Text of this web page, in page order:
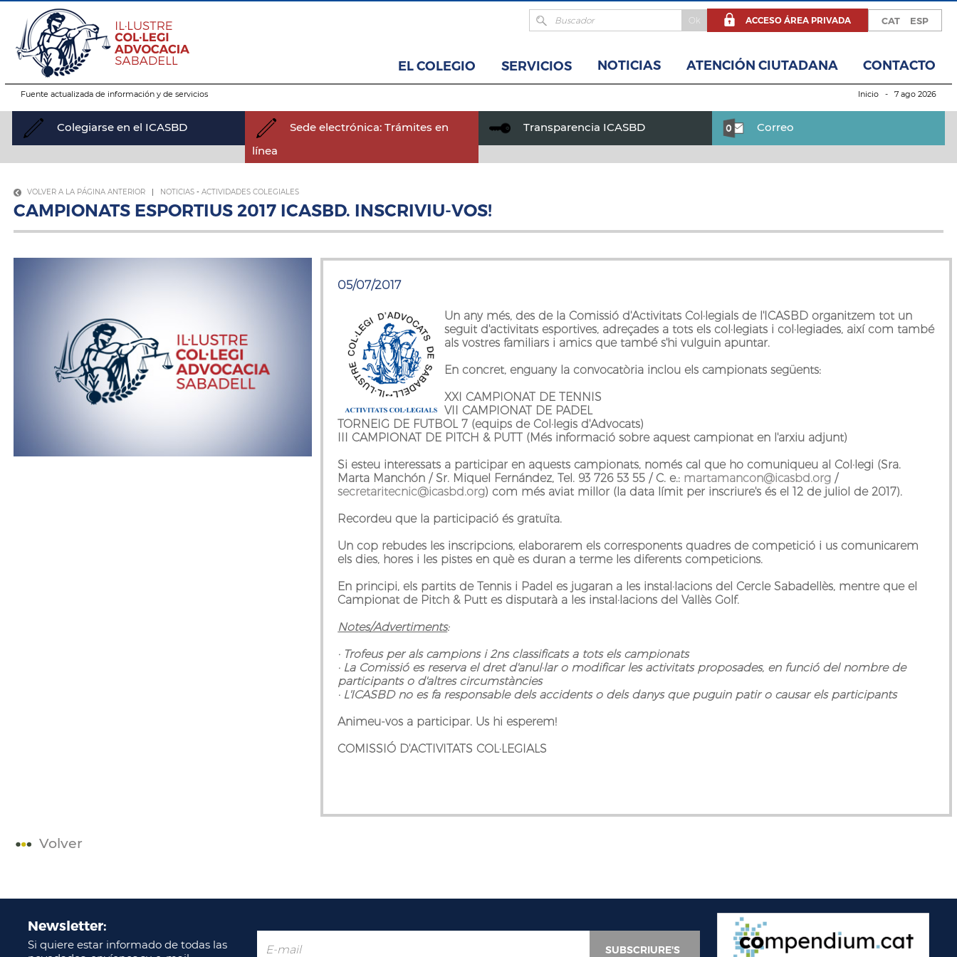
ESP
CAT
ACCESO ÁREA PRIVADA
EL COLEGIO SERVICIOS NOTICIAS ATENCIÓN CIUTADANA CONTACTO
Fuente actualizada de información y de servicios Inicio - 7 ago 2026
Colegiarse en el ICASBD
Sede electrónica: Trámites en
línea
Transparencia ICASBD Correo
VOLVER A LA PÁGINA ANTERIOR| NOTICIAS- ACTIVIDADES COLEGIALES
CAMPIONATS ESPORTIUS 2017 ICASBD. INSCRIVIU-VOS!
05/07/2017
Un any més, des de la Comissió d'Activitats Col·legials de l'ICASBD organitzem tot un
seguit d'activitats esportives, adreçades a tots els col·legiats i col·legiades, així com també
als vostres familiars i amics que també s'hi vulguin apuntar.
En concret, enguany la convocatòria inclou els campionats següents:
XXI CAMPIONAT DE TENNIS
VII CAMPIONAT DE PADEL
TORNEIG DE FUTBOL 7 (equips de Col·legis d'Advocats)
III CAMPIONAT DE PITCH & PUTT (Més informació sobre aquest campionat en l'arxiu adjunt)
Si esteu interessats a participar en aquests campionats, només cal que ho comuniqueu al Col·legi (Sra.
Marta Manchón /Sr. Miquel Fernández, Tel. 93 726 53 55 / C. e.: martamancon@icasbd.org /
secretaritecnic@icasbd.org) com més aviat millor (la data límit per inscriure's és el 12 de juliol de 2017).
Recordeu que la participació és gratuïta.
Un cop rebudes les inscripcions, elaborarem els corresponents quadres de competició i us comunicarem
els dies, hores i les pistes en què es duran a terme les diferents competicions.
En principi, els partits de Tennis i Padel es jugaran a les instal·lacions del Cercle Sabadellès, mentre que el
Campionat de Pitch & Putt es disputarà a les instal·lacions del Vallès Golf.
Notes/Advertiments:
· Trofeus per als campions i 2ns classificats a tots els campionats
· La Comissió es reserva el dret d'anul·lar o modificar les activitats proposades, en funció del nombre de
participants o d'altres circumstàncies
· L'ICASBD no es fa responsable dels accidents o dels danys que puguin patir o causar els participants
Animeu-vos a participar. Us hi esperem!
COMISSIÓ D'ACTIVITATS COL·LEGIALS
Volver
Newsletter:
Si quiere estar informado de todas las